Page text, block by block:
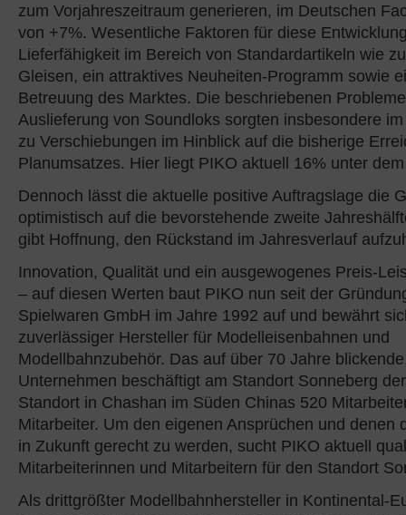
zum Vorjahreszeitraum generieren, im Deutschen
von +7%. Wesentliche Faktoren für diese
Lieferfähigkeit im Bereich von Standardartikeln wie
Gleisen, ein attraktives Neuheiten-Programm sowie
Betreuung des Marktes. Die beschriebenen
Auslieferung von Soundloks sorgten insbesondere
zu Verschiebungen im Hinblick auf die bisherige
Planumsatzes. Hier liegt PIKO aktuell 16% unter
Dennoch lässt die aktuelle positive Auftragslage die
optimistisch auf die bevorstehende zweite
gibt Hoffnung, den Rückstand im Jahresverlauf
Innovation, Qualität und ein ausgewogenes Preis-
– auf diesen Werten baut PIKO nun seit der
Spielwaren GmbH im Jahre 1992 auf und bewährt
zuverlässiger Hersteller für Modelleisenbahnen und
Modellbahnzubehör. Das auf über 70 Jahre
Unternehmen beschäftigt am Standort Sonneberg
Standort in Chashan im Süden Chinas 520
Mitarbeiter. Um den eigenen Ansprüchen und denen
in Zukunft gerecht zu werden, sucht PIKO aktuell
Mitarbeiterinnen und Mitarbeitern für den Standort
Als drittgrößter Modellbahnhersteller in Kontinental-